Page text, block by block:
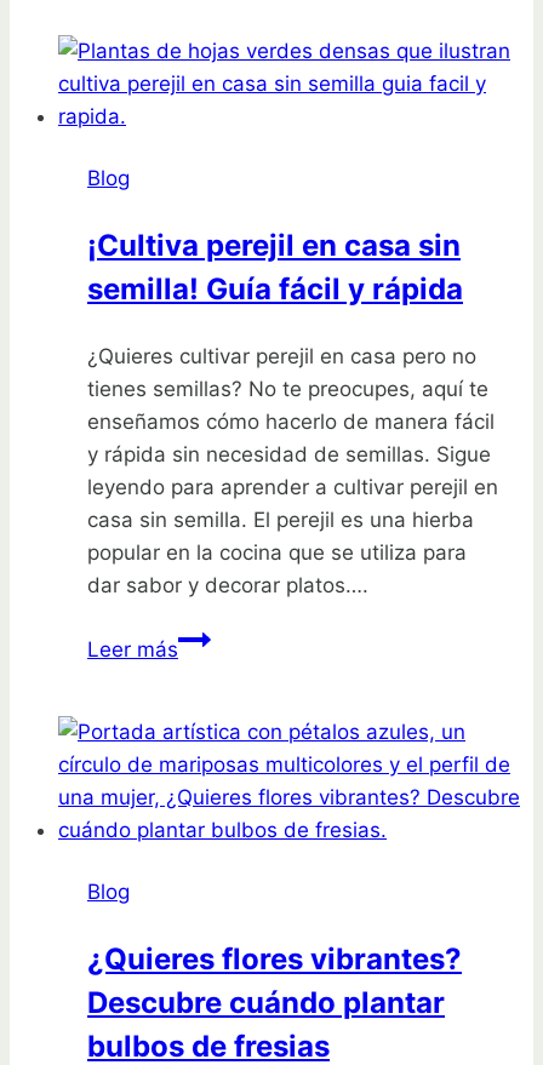
febrero:
qué
Blog
¡Cultiva perejil en casa sin
semilla! Guía fácil y rápida
¿Quieres cultivar perejil en casa pero no
tienes semillas? No te preocupes, aquí te
enseñamos cómo hacerlo de manera fácil
y rápida sin necesidad de semillas. Sigue
leyendo para aprender a cultivar perejil en
casa sin semilla. El perejil es una hierba
popular en la cocina que se utiliza para
dar sabor y decorar platos….
Leer más¡Cultiva
casa
sin
semilla!
Guía
Blog
¿Quieres flores vibrantes?
Descubre cuándo plantar
bulbos de fresias